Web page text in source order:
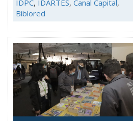
IDPC, IDARTES, Canal Capital ,
Biblored